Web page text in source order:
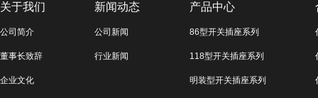
关于我们
公司简介
董事长致辞
企业文化
新闻动态
公司新闻
行业新闻
产品中心
86型开关插座系列
118型开关插座系列
明装型开关插座系列